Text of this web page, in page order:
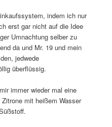
indem ich nur
erst gar nicht auf die Idee
Umnachtung selber zu
da und Mr. 19 und mein
jedwede
überflüssig.
immer wieder mal eine
mit heißem Wasser